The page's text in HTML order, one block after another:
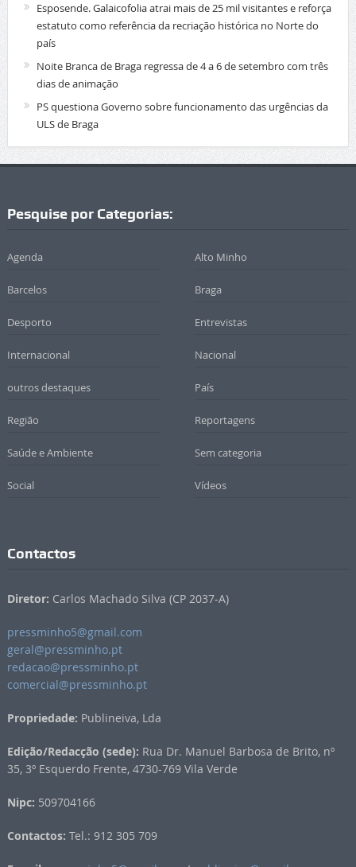
Esposende. Galaicofolia atrai mais de 25 mil visitantes e reforça
estatuto como referência da recriação histórica no Norte do
país
Noite Branca de Braga regressa de 4 a 6 de setembro com três
dias de animação
PS questiona Governo sobre funcionamento das urgências da
ULS de Braga
Pesquise por Categorias:
Agenda Alto Minho
Barcelos Braga
Desporto Entrevistas
Internacional Nacional
outros destaques País
Região Reportagens
Saúde e Ambiente Sem categoria
Social Vídeos
Contactos
Diretor: Carlos Machado Silva (CP 2037-A)
pressminho5@gmail.com
geral@pressminho.pt
redacao@pressminho.pt
comercial@pressminho.pt
Propriedade: Publineiva, Lda
Edição/Redacção (sede): Rua Dr. Manuel Barbosa de Brito, nº
35, 3º Esquerdo Frente, 4730-769 Vila Verde
Nipc: 509704166
Contactos: Tel.: 912 305 709